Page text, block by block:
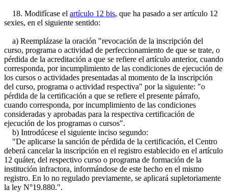
18. Modifícase el artículo 12 bis, que ha pasado a ser artículo 12
sexies, en el siguiente sentido:
a) Reemplázase la oración "revocación de la inscripción del
curso, programa o actividad de perfeccionamiento de que se trate, o
pérdida de la acreditación a que se refiere el artículo anterior, cuando
corresponda, por incumplimiento de las condiciones de ejecución de
los cursos o actividades presentadas al momento de la inscripción
del curso, programa o actividad respectiva" por la siguiente: "o
pérdida de la certificación a que se refiere el presente párrafo,
cuando corresponda, por incumplimiento de las condiciones
consideradas y aprobadas para la respectiva certificación de
ejecución de los programas o cursos".
b) Introdúcese el siguiente inciso segundo:
"De aplicarse la sanción de pérdida de la certificación, el Centro
deberá cancelar la inscripción en el registro establecido en el artículo
12 quáter, del respectivo curso o programa de formación de la
institución infractora, informándose de este hecho en el mismo
registro. En lo no regulado previamente, se aplicará supletoriamente
la ley N°19.880.".